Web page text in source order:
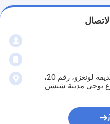
الغرفة 4D، المبنى 10، الكتلة ج، حديقة لونغزو، رقم 20،
بوجي مدينة شنشن